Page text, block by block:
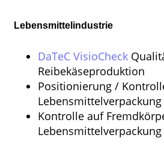
Lebensmittelindustrie
DaTeC VisioCheck
Reibekäseproduktion
Positionierung /
Lebensmittelverpackung
Kontrolle auf
Lebensmittelverpackung